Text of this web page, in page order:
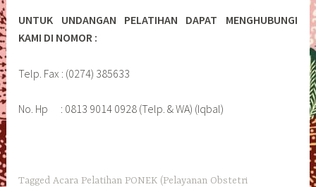
UNTUK UNDANGAN PELATIHAN DAPAT MENGHUBUNGI
KAMI DI NOMOR :
Telp. Fax : (0274) 385633
No. Hp : 0813 9014 0928 (Telp. & WA) (Iqbal)
TaggedAcara Pelatihan PONEK (Pelayanan Obstetri